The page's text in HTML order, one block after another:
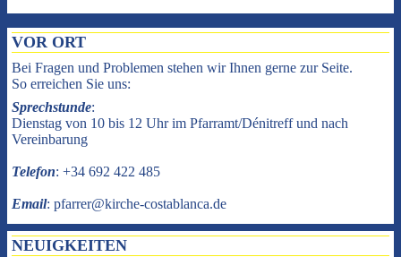
VOR ORT
Bei Fragen und Problemen stehen wir Ihnen gerne zur Seite.
So erreichen Sie uns:
Sprechstunde:
Dienstag von 10 bis 12 Uhr im Pfarramt/Dénitreff und nach
Vereinbarung
Telefon: +34 692 422 485
Email: pfarrer@kirche-costablanca.de
NEUIGKEITEN